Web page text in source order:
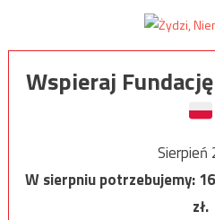
Wspieraj
Sierpień
W sierpniu potrzebujemy:
zł.